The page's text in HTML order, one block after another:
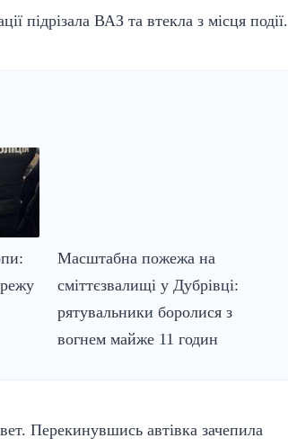
підрізала ВАЗ та втекла з місця події.
Масштабна пожежа на
сміттєзвалищі у Дубрівці:
рятувальники боролися з
вогнем майже 11 годин
Перекинувшись автівка зачепила